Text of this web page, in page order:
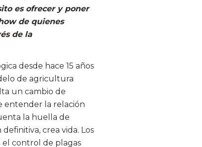
es ofrecer y poner
de quienes
de la
desde hace 15 años
de agricultura
un cambio de
entender la relación
la huella de
crea vida. Los
el control de plagas